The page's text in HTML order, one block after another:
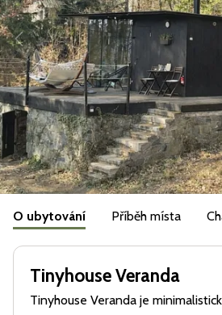
O ubytování Příběh místa
Tinyhouse Veranda
Tinyhouse Veranda je